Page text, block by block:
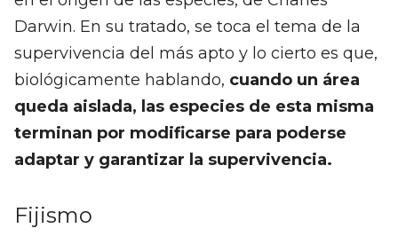
Darwin. En su tratado, se toca el tema de la
supervivencia del más apto y lo cierto es que,
biológicamente hablando, cuando un área
queda aislada, las especies de esta misma
terminan por modificarse para poderse
adaptar y garantizar la supervivencia.
Fijismo